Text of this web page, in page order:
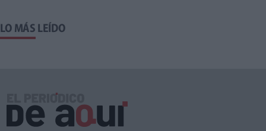
LO MÁS LEÍDO